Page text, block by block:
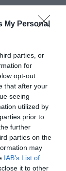
My Personal
parties, or
for
opt-out
that after your
seeing
utilized by
prior to
further
parties on the
may
IAB’s List of
it to other
la
y
de
la